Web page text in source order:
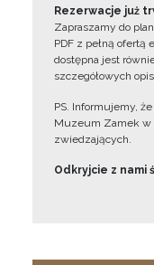
Rezerwacje już
Zapraszamy do
PDF z pełną
dostępna jest
szczegółowych
PS. Informujemy,
Muzeum Zamek w
zwiedzających.
Odkryjcie z nami